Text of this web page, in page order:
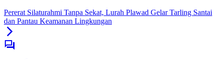
Pererat Silaturahmi Tanpa Sekat, Lurah Plawad Gelar Tarling Santai
dan Pantau Keamanan Lingkungan